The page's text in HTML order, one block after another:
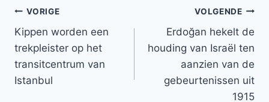
Bericht
navigatie
VORIGE
Kippen worden een
trekpleister op het
transitcentrum van
Istanbul
VOLGENDE
Erdoğan hekelt de
houding van Israël ten
aanzien van de
gebeurtenissen uit
1915